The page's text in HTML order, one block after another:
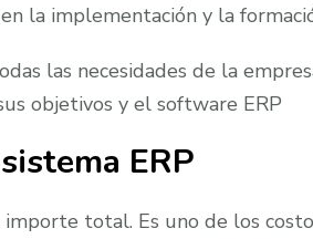
la implementación y la
las necesidades de la
objetivos y el software ERP
ERP
total. Es uno de los